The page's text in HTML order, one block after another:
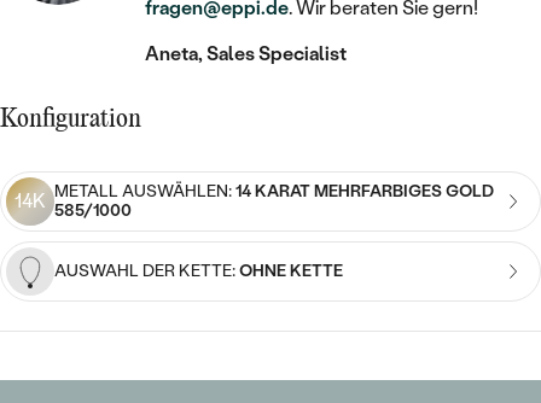
FARBIGE DIAMANTEN ZUM EINFASSEN
MIT LAB GROWN DIAMANT
MIT MOISSANIT
MIT FARBIGEN DIAMANTEN
MIT SCHWARZEN DIAMANTEN
SCHMUCKZUBEHÖR
NACH MATERIAL
GOLD
SILBER
PLATIN
NACH STEIN
MIT DIAMANT
PERLENOHRRINGE
NACH PREIS
HERZKETTEN
MIT TIEREN
NACH EDELSTEIN
MIT DIAMANT
MIT EDELSTEIN
PERSONALISIERT
MIT EDELSTEIN
PERLENRINGE
NACH PREIS
fragen@eppi.de. Wir beraten Sie gern!
Aneta, Sales Specialist
Konfiguration
14K METALL AUSWÄHLEN:14 KARAT MEHRFARBIGES GOLD
585/1000
AUSWAHL DER KETTE:OHNE KETTE